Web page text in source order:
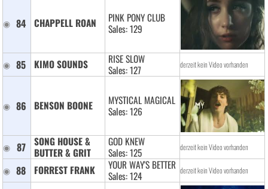
84 CHAPPELL ROAN
PINK PONY CLUB
Sales: 129
85 KIMO SOUNDS
RISE SLOW
Sales: 127
derzeit kein Video vorhanden
86 BENSON BOONE
MYSTICAL MAGICAL
Sales: 126
87
SONG HOUSE &
BUTTER & GRIT
GOD KNEW
Sales: 125
derzeit kein Video vorhanden
88 FORREST FRANK
YOUR WAY'S BETTER
Sales: 124
derzeit kein Video vorhanden